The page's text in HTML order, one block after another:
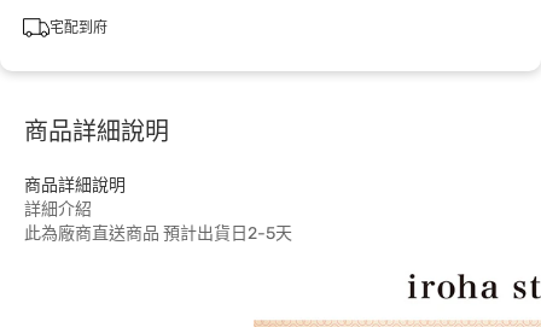
宅配到府
商品詳細說明
商品詳細說明
詳細介紹
此為廠商直送商品 預計出貨日2-5天